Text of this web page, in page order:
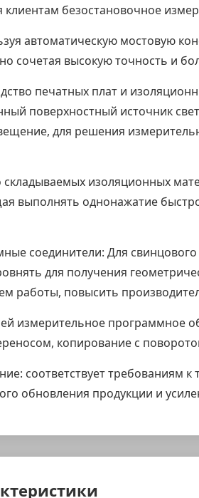
клиентам безостановочное
автоматическую мостовую
сочетая высокую точность и
печатных плат и
поверхностный источник
для решения
складываемых изоляционных
выполнять однонажатие
соединители: Для
для получения
работы, повысить
измерительное программное
копирование с
соответствует требованиям
обновления продукции и